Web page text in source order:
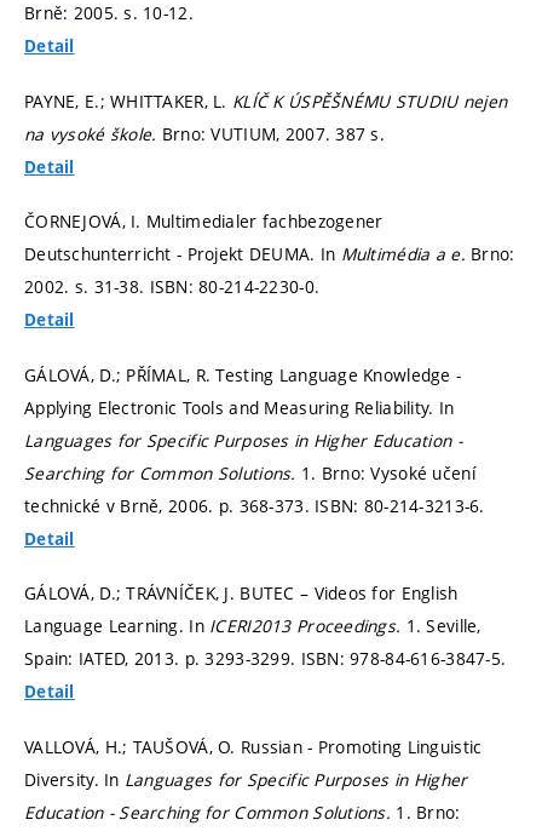
Brně: 2005.s. 10-12.
Detail
PAYNE, E.; WHITTAKER, L. KLÍČ K ÚSPĚŠNÉMU STUDIU nejen
na vysoké škole. Brno: VUTIUM, 2007. 387 s.
Detail
ČORNEJOVÁ, I. Multimedialer fachbezogener
Deutschunterricht - Projekt DEUMA. In Multimédia a e. Brno:
2002. s. 31-38. ISBN: 80-214-2230-0.
Detail
GÁLOVÁ, D.; PŘÍMAL, R. Testing Language Knowledge -
Applying Electronic Tools and Measuring Reliability. In
Languages for Specific Purposes in Higher Education -
Searching for Common Solutions. 1. Brno: Vysoké učení
technické v Brně, 2006. p. 368-373. ISBN: 80-214-3213-6.
Detail
GÁLOVÁ, D.; TRÁVNÍČEK, J. BUTEC – Videos for English
Language Learning. In ICERI2013 Proceedings. 1. Seville,
Spain: IATED, 2013. p. 3293-3299. ISBN: 978-84-616-3847-5.
Detail
VALLOVÁ, H.; TAUŠOVÁ, O. Russian - Promoting Linguistic
Diversity. In Languages for Specific Purposes in Higher
Education - Searching for Common Solutions. 1. Brno: